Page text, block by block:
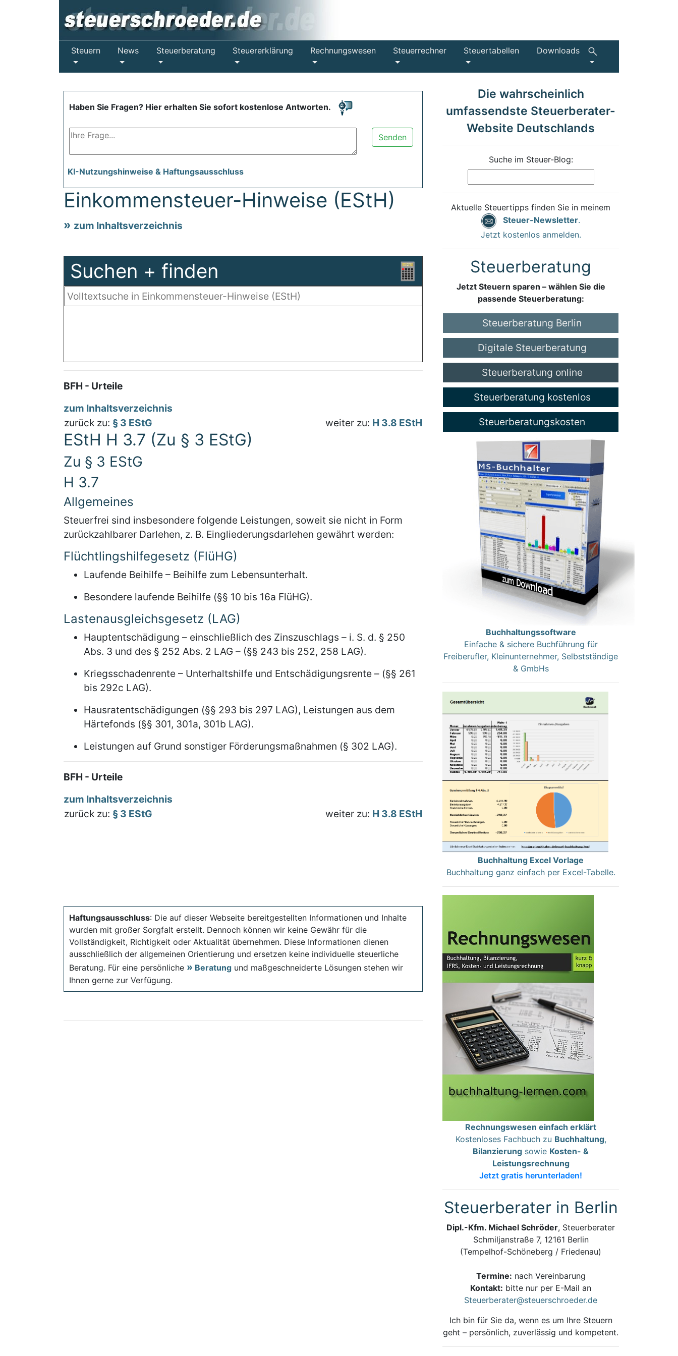
Steuern News Steuerberatung Steuererklärung Rechnungswesen Steuerrechner Steuertabellen Downloads
Haben Sie Fragen? Hier erhalten Sie sofort kostenlose Antworten.
Senden
KI-Nutzungshinweise & Haftungsausschluss
Einkommensteuer-Hinweise (EStH)
zum Inhaltsverzeichnis
Suchen + finden
BFH - Urteile
zum Inhaltsverzeichnis
zurück zu: § 3 EStG weiter zu: H 3.8 EStH
EStH H 3.7 (Zu § 3 EStG)
Zu § 3 EStG
H 3.7
Allgemeines
Steuerfrei sind insbesondere folgende Leistungen, soweit sie nicht in Form
zurückzahlbarer Darlehen, z. B. Eingliederungsdarlehen gewährt werden:
Flüchtlingshilfegesetz (FlüHG)
Laufende Beihilfe – Beihilfe zum Lebensunterhalt.
Besondere laufende Beihilfe (§§ 10 bis 16a FlüHG).
Lastenausgleichsgesetz (LAG)
Hauptentschädigung – einschließlich des Zinszuschlags – i. S. d. § 250
Abs. 3 und des § 252 Abs. 2 LAG – (§§ 243 bis 252, 258 LAG).
Kriegsschadenrente – Unterhaltshilfe und Entschädigungsrente – (§§ 261
bis 292c LAG).
Hausratentschädigungen (§§ 293 bis 297 LAG), Leistungen aus dem
Härtefonds (§§ 301, 301a, 301b LAG).
Leistungen auf Grund sonstiger Förderungsmaßnahmen (§ 302 LAG).
BFH - Urteile
zum Inhaltsverzeichnis
zurück zu: § 3 EStG weiter zu: H 3.8 EStH
Haftungsausschluss: Die auf dieser Webseite bereitgestellten Informationen und Inhalte
wurden mit großer Sorgfalt erstellt. Dennoch können wir keine Gewähr für die
Vollständigkeit, Richtigkeit oder Aktualität übernehmen. Diese Informationen dienen
ausschließlich der allgemeinen Orientierung und ersetzen keine individuelle steuerliche
Beratung. Für eine persönliche
Beratung und maßgeschneiderte Lösungen stehen wir
Ihnen gerne zur Verfügung.
Die wahrscheinlich
umfassendste Steuerberater-
Website Deutschlands
Suche im Steuer-Blog:
Aktuelle Steuertipps finden Sie in meinem
Steuer-Newsletter.
Jetzt kostenlos anmelden.
Steuerberatung
Jetzt Steuern sparen – wählen Sie die
passende Steuerberatung:
Steuerberatung Berlin
Digitale Steuerberatung
Steuerberatung online
Steuerberatung kostenlos
Steuerberatungskosten
Buchhaltungssoftware
Einfache & sichere Buchführung für
Freiberufler, Kleinunternehmer, Selbstständige
& GmbHs
Buchhaltung Excel Vorlage
Buchhaltung ganz einfach per Excel-Tabelle.
Rechnungswesen einfach erklärt
Kostenloses Fachbuch zu Buchhaltung,
Bilanzierung sowie Kosten- &
Leistungsrechnung
Jetzt gratis herunterladen!
Steuerberater in Berlin
Dipl.-Kfm. Michael Schröder, Steuerberater
Schmiljanstraße 7, 12161 Berlin
(Tempelhof-Schöneberg / Friedenau)
Termine: nach Vereinbarung
Kontakt: bitte nur per E-Mail an
Steuerberater@steuerschroeder.de
Ich bin für Sie da, wenn es um Ihre Steuern
geht – persönlich, zuverlässig und kompetent.